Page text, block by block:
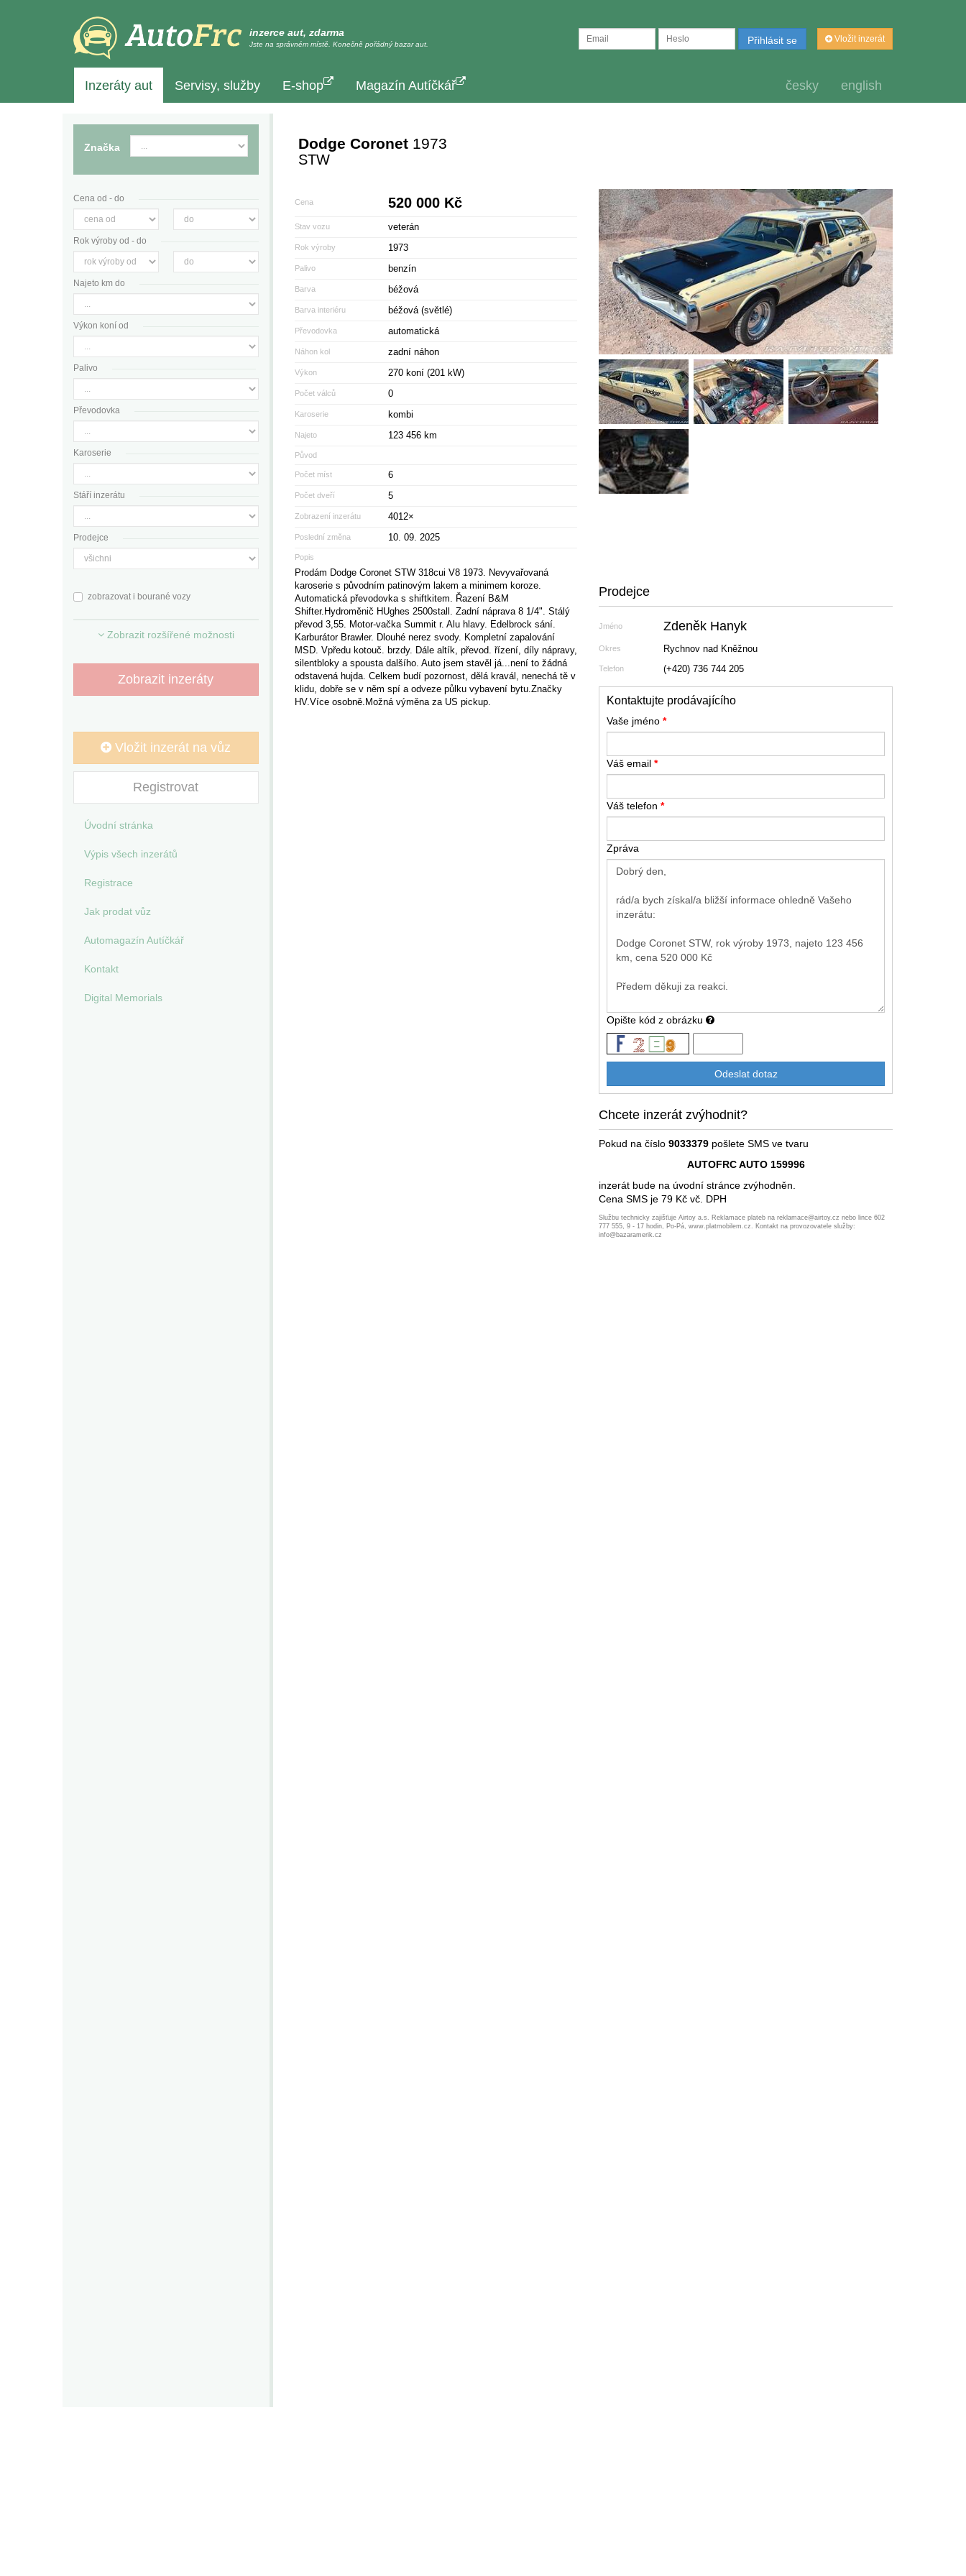
inzerce aut, zdarma
Jste na správném místě. Konečně pořádný bazar aut.
Vložit inzerát
Přihlásit se
Inzeráty aut Servisy, služby E-shop Magazín Autíčkář česky english
Dodge Coronet1973
STW
Cena 520 000 Kč
Stav vozu veterán
Rok výroby 1973
Palivo benzín
Barva béžová
Barva interiéru béžová (světlé)
Převodovka automatická
Náhon kol zadní náhon
Výkon 270 koní (201 kW)
Počet válců 0
Karoserie kombi
Najeto 123 456 km
Původ
Počet míst 6
Počet dveří 5
Zobrazení inzerátu 4012×
Poslední změna 10. 09. 2025
Popis
Prodám Dodge Coronet STW 318cui V8 1973. Nevyvařovaná
karoserie s původním patinovým lakem a minimem koroze.
Automatická převodovka s shiftkitem. Řazení B&M
Shifter.Hydroměnič HUghes 2500stall. Zadní náprava 8 1/4". Stálý
převod 3,55. Motor-vačka Summit r. Alu hlavy. Edelbrock sání.
Karburátor Brawler. Dlouhé nerez svody. Kompletní zapalování
MSD. Vpředu kotouč. brzdy. Dále altík, převod. řízení, díly nápravy,
silentbloky a spousta dalšího. Auto jsem stavěl já...není to žádná
odstavená hujda. Celkem budí pozornost, dělá kravál, nenechá tě v
klidu, dobře se v něm spí a odveze půlku vybavení bytu.Značky
HV.Více osobně.Možná výměna za US pickup.
Prodejce
Jméno Zdeněk Hanyk
Okres Rychnov nad Kněžnou
Telefon (+420) 736 744 205
Kontaktujte prodávajícího
Vaše jméno*
Váš email*
Váš telefon*
Zpráva
Opište kód z obrázku
Chcete inzerát zvýhodnit?
Pokud na číslo9033379 pošlete SMS ve tvaru
AUTOFRC AUTO 159996
inzerát bude na úvodní stránce zvýhodněn.
Cena SMS je 79 Kč vč. DPH
Službu technicky zajišťuje Airtoy a.s. Reklamace plateb na reklamace@airtoy.cz nebo lince 602
777 555, 9 - 17 hodin, Po-Pá, www.platmobilem.cz. Kontakt na provozovatele služby:
info@bazaramerik.cz
Značka
Cena od - do
Rok výroby od - do
Najeto km do
Výkon koní od
Palivo
Převodovka
Karoserie
Stáří inzerátu
Prodejce
zobrazovat i bourané vozy
Zobrazit rozšířené možnosti
Zobrazit inzeráty
Vložit inzerát na vůz
Registrovat
Úvodní stránka
Výpis všech inzerátů
Registrace
Jak prodat vůz
Automagazín Autíčkář
Kontakt
Digital Memorials